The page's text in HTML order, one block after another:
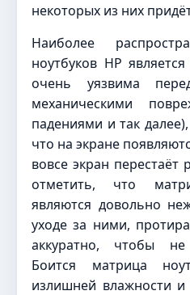
некоторых из них
Наиболее
ноутбуков HP
очень уязвима
механическими
падениями и так
что на экране
вовсе экран перестаёт
отметить, что
являются довольно
уходе за ними,
аккуратно, чтобы
Боится матрица
излишней влажности и